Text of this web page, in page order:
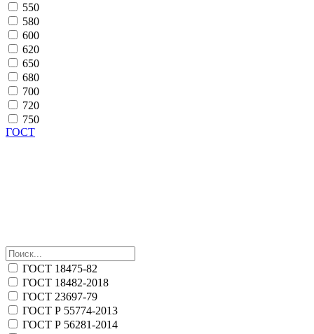
550
580
600
620
650
680
700
720
750
ГОСТ
ГОСТ 18475-82
ГОСТ 18482-2018
ГОСТ 23697-79
ГОСТ Р 55774-2013
ГОСТ Р 56281-2014